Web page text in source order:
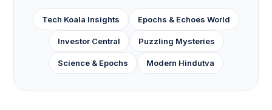
Tech Koala Insights Epochs & Echoes World
Investor Central Puzzling Mysteries
Science & Epochs Modern Hindutva